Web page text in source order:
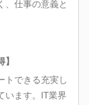
、仕事の意義と
トできる充実し
います。IT業界